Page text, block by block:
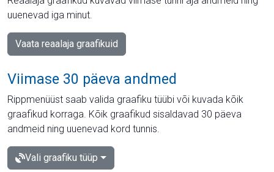
uuenevad iga minut.
Vaata reaalaja graafikuid
Viimase 30 päeva andmed
Rippmenüüst saab valida graafiku tüübi või kuvada kõik
graafikud korraga. Kõik graafikud sisaldavad 30 päeva
andmeid ning uuenevad kord tunnis.
Vali graafiku tüüp